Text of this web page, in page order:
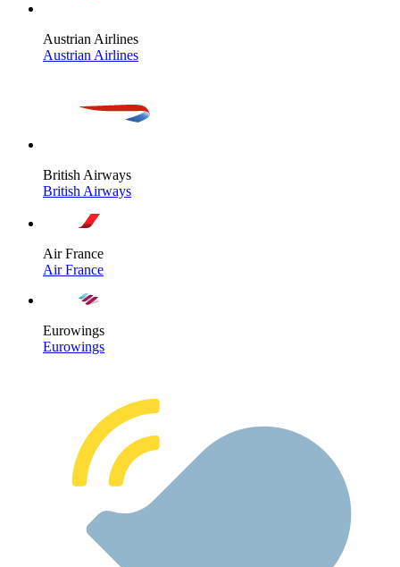
Austrian Airlines
Austrian Airlines
British Airways
British Airways
Air France
Air France
Eurowings
Eurowings